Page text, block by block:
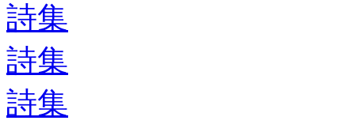
詩集
詩集
詩集